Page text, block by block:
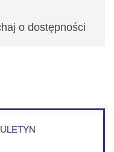
o dostępności